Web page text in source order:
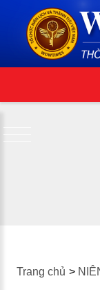
Trang chủ >